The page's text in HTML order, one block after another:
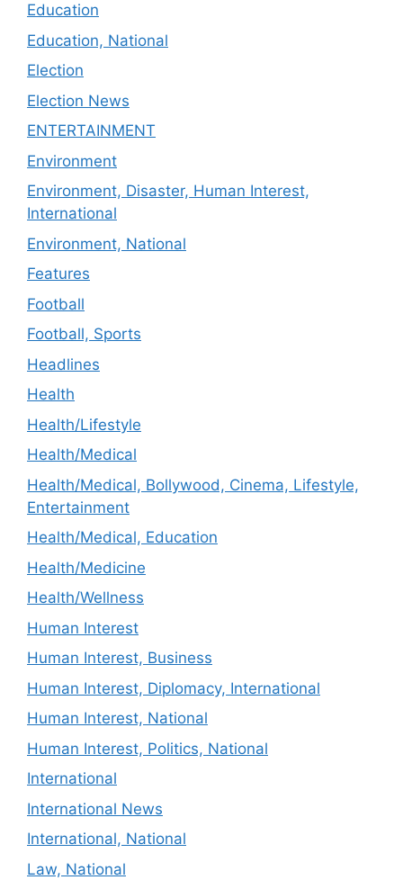
Education
Education, National
Election
Election News
ENTERTAINMENT
Environment
Environment, Disaster, Human Interest,
International
Environment, National
Features
Football
Football, Sports
Headlines
Health
Health/Lifestyle
Health/Medical
Health/Medical, Bollywood, Cinema, Lifestyle,
Entertainment
Health/Medical, Education
Health/Medicine
Health/Wellness
Human Interest
Human Interest, Business
Human Interest, Diplomacy, International
Human Interest, National
Human Interest, Politics, National
International
International News
International, National
Law, National